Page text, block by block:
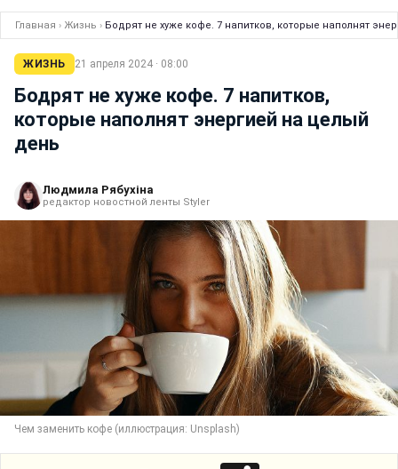
Главная › Жизнь › Бодрят не хуже кофе. 7 напитков, которые наполнят
ЖИЗНЬ 21 апреля 2024 · 08:00
Бодрят не хуже кофе. 7 напитков,
которые наполнят энергией на целый
день
Людмила Рябухіна
редактор новостной ленты Styler
Чем заменить кофе (иллюстрация: Unsplash)